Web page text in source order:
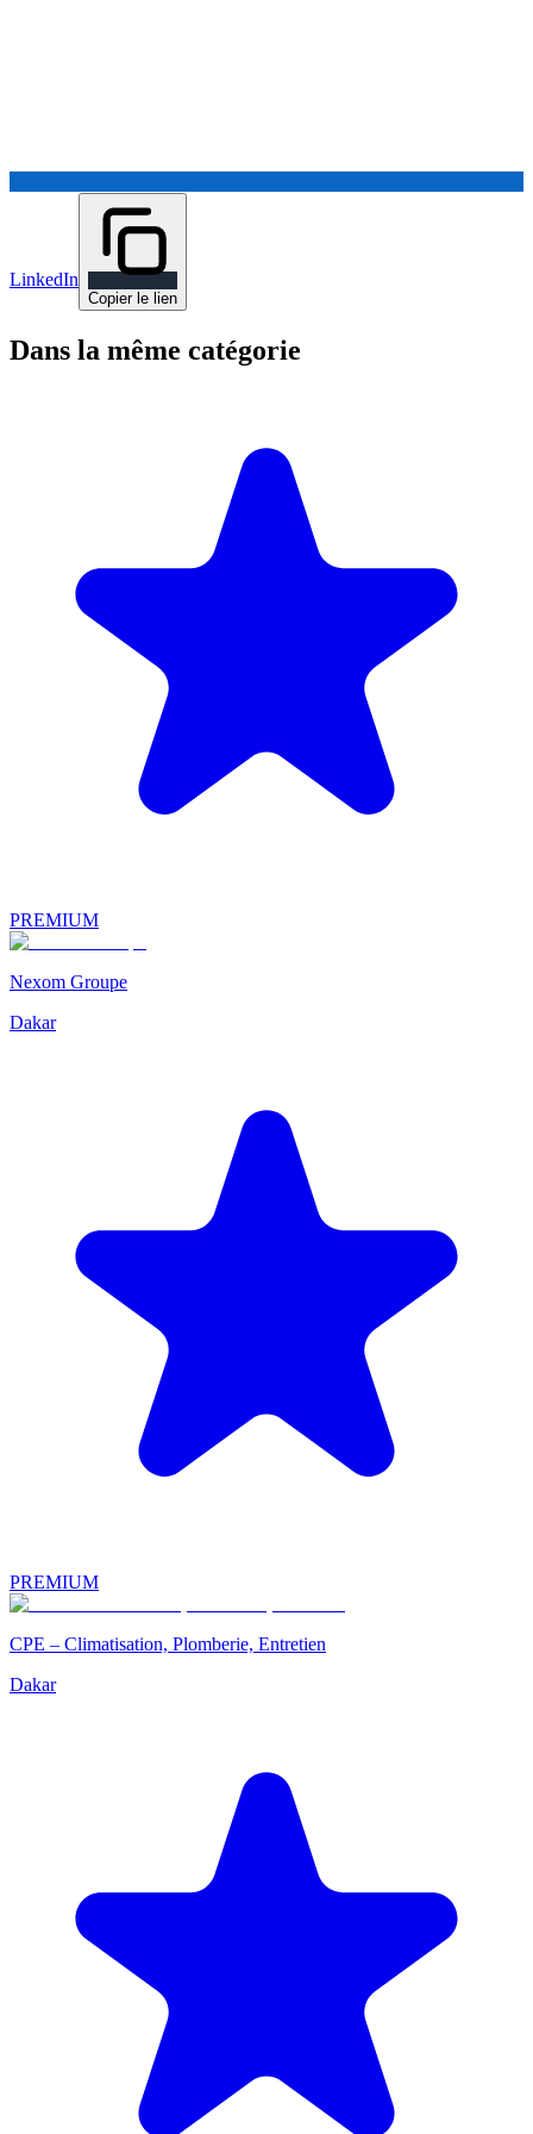
LinkedIn
Copier le lien
Dans la même catégorie
PREMIUM
Nexom Groupe
Dakar
PREMIUM
CPE – Climatisation, Plomberie, Entretien
Dakar